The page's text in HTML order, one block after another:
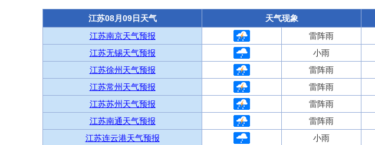
江苏08月09日天气 天气现象
江苏南京天气预报
雷阵雨
江苏无锡天气预报
小雨
江苏徐州天气预报
雷阵雨
江苏常州天气预报
雷阵雨
江苏苏州天气预报
雷阵雨
江苏南通天气预报
雷阵雨
江苏连云港天气预报
小雨